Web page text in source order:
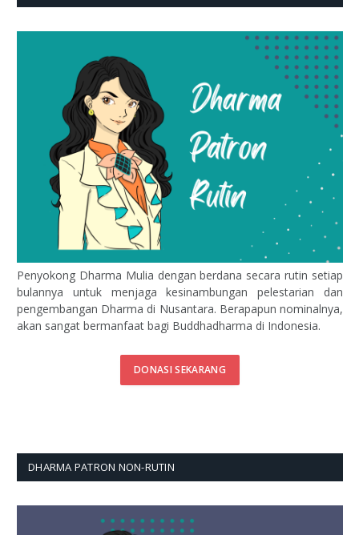
Penyokong Dharma Mulia dengan berdana secara rutin setiap
bulannya untuk menjaga kesinambungan pelestarian dan
pengembangan Dharma di Nusantara. Berapapun nominalnya,
akan sangat bermanfaat bagi Buddhadharma di Indonesia.
DONASI SEKARANG
DHARMA PATRON NON-RUTIN